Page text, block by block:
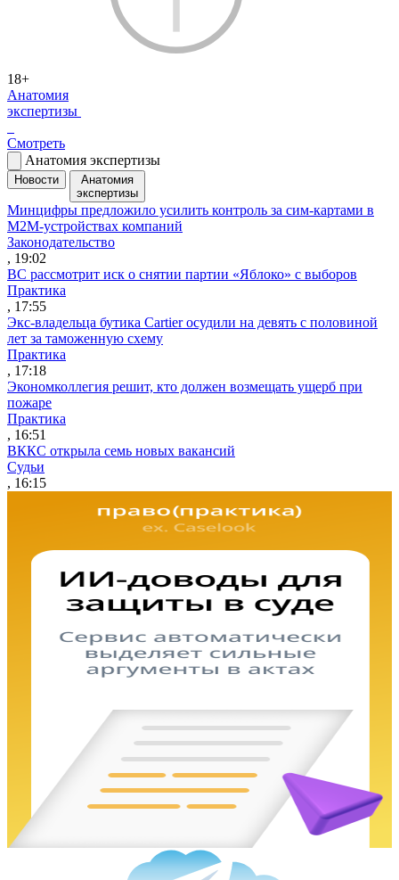
18+
Анатомия
экспертизы
Смотреть
Анатомия экспертизы
Новости
Анатомия
экспертизы
Минцифры предложило усилить контроль за сим-картами в
M2M-устройствах компаний
Законодательство
, 19:02
ВС рассмотрит иск о снятии партии «Яблоко» с выборов
Практика
, 17:55
Экс-владельца бутика Cartier осудили на девять с половиной
лет за таможенную схему
Практика
, 17:18
Экономколлегия решит, кто должен возмещать ущерб при
пожаре
Практика
, 16:51
ВККС открыла семь новых вакансий
Судьи
, 16:15